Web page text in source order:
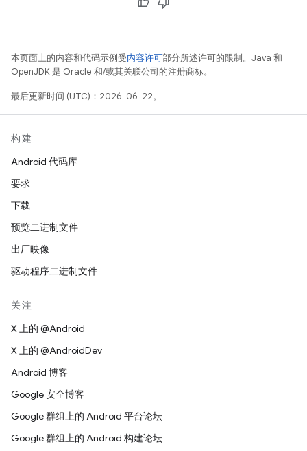
本页面上的内容和代码示例受内容许可部分所述许可的限制。Java 和
OpenJDK 是 Oracle 和/或其关联公司的注册商标。
最后更新时间 (UTC)：2026-06-22。
构建
Android 代码库
要求
下载
预览二进制文件
出厂映像
驱动程序二进制文件
关注
X 上的 @Android
X 上的 @AndroidDev
Android 博客
Google 安全博客
Google 群组上的 Android 平台论坛
Google 群组上的 Android 构建论坛